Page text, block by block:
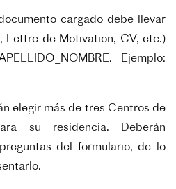
cargado debe llevar
Lettre de Motivation, CV, etc.)
Ejemplo:
elegir más de tres Centros de
su residencia. Deberán
del formulario, de lo